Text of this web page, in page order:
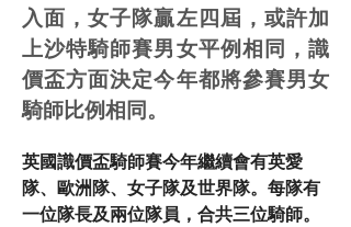
入面，女子隊贏左四屆，或許加
上沙特騎師賽男女平例相同，識
價盃方面決定今年都將參賽男女
騎師比例相同。
英國識價盃騎師賽今年繼續會有英愛
隊、歐洲隊、女子隊及世界隊。每隊有
一位隊長及兩位隊員，合共三位騎師。